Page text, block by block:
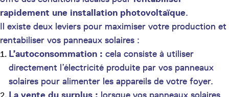
rapidement une installation photovoltaïque.
Il existe deux leviers pour maximiser votre production et
rentabiliser vos panneaux solaires :
L’autoconsommation : cela consiste à utiliser
directement l’électricité produite par vos panneaux
solaires pour alimenter les appareils de votre foyer.